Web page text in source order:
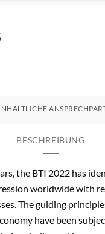
BESCHREIBUNG
the BTI 2022 has
worldwide with
The guiding
have been